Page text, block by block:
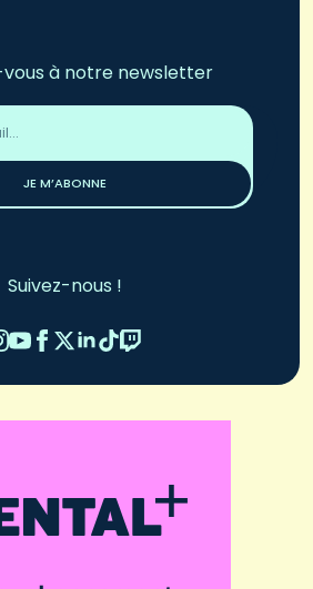
à notre newsletter
JE M’ABONNE
Suivez-nous !